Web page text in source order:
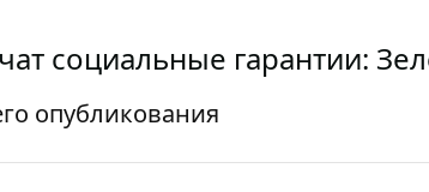
социальные гарантии:
опубликования